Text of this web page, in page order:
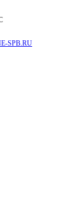
SPB.RU
SPB.RU